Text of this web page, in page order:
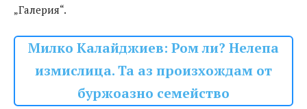
„Галерия“.
Милко Калайджиев: Ром ли? Нелепа
измислица. Та аз произхождам от
буржоазно семейство